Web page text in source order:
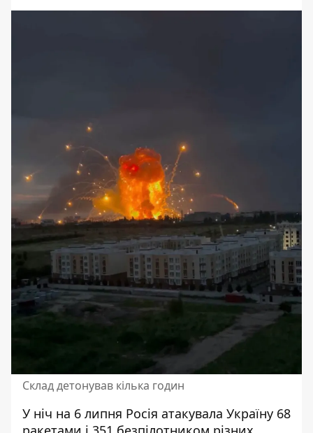
Склад детонував кілька годин
У ніч на 6 липня Росія атакувала Україну 68